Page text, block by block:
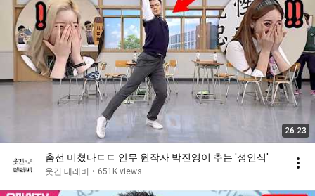
26:23
춤선 미쳤다ㄷㄷ 안무 원작자 박진영이 추는 ′성인식′
웃긴 테레비 • 651K views